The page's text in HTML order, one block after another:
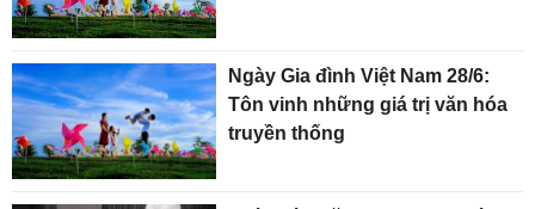
Ngày Gia đình Việt Nam 28/6:
Tôn vinh những giá trị văn hóa
truyền thống